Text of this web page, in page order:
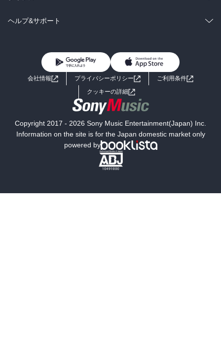
BL・TL
雑誌・グラビア
ラノベ
コミック
ライトノベル 男子向けラノベ
小説
海外小説
ミステリー SF
文学
ヘルプ&サポート
よくあるご質問 お問い合わせ
会社情報 プライバシーポリシー
ご利用条件
クッキーの詳細
Copyright 2017 - 2026 Sony Music Entertainment(Japan) Inc.
Information on the site is for the Japan domestic market only
powered by